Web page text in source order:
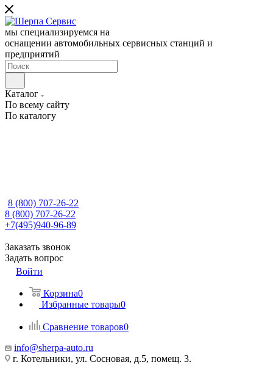
мы специализируемся на
оснащении автомобильных сервисных станций и
предприятий
Каталог
По всему сайту
По каталогу
8 (800) 707-26-22
8 (800) 707-26-22
+7(495)940-96-89
Заказать звонок
Задать вопрос
Войти
Корзина0
Избранные товары0
Сравнение товаров0
info@sherpa-auto.ru
г. Котельники, ул. Сосновая, д.5, помещ. 3.